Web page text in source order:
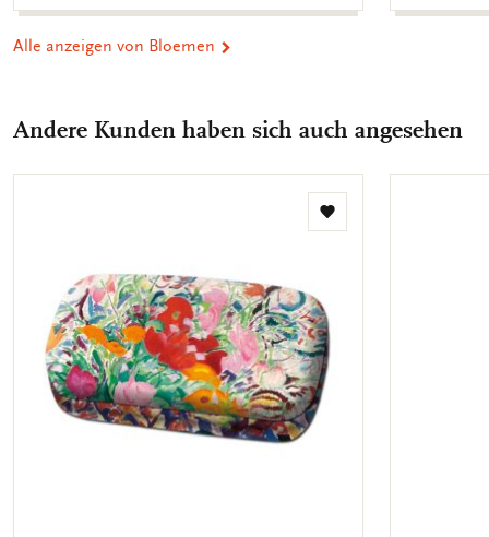
Alle anzeigen von Bloemen
Andere Kunden haben sich auch angesehen
Zur